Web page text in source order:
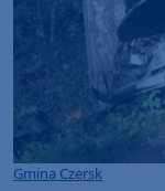
Gmina Czersk